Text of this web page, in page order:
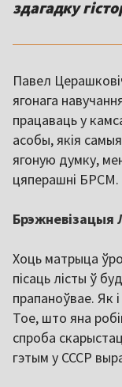
Павел
ягонага
працаваць у
асобы, якія
ягоную думку,
цяперашні БРСМ.
Брэжневізацыя
Хоць матрыца
пісаць лісты ў
прапаноўвае. Як
Тое, што яна
спроба
гэтым у СССР